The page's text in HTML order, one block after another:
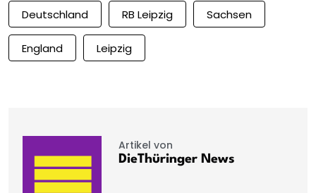
Deutschland RB Leipzig Sachsen
England Leipzig
Artikel von
DieThüringer News